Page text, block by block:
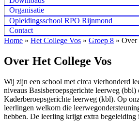
Organisatie
Opleidingsschool RPO Rijnmond
Contact
Home » Het College Vos » Groep 8 » Over
Over Het College Vos
Wij zijn een school met circa vierhonderd
niveaus Basisberoepsgerichte leerweg (bbl)
Kaderberoepsgerichte leerweg (kbl). Op
leerlingen welkom die
hebben. De leerling krijgt extra begeleiding